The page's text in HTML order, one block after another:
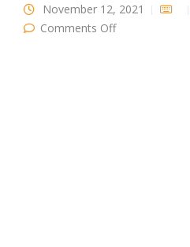
November 12, 2021
Comments Offon ¿Mis